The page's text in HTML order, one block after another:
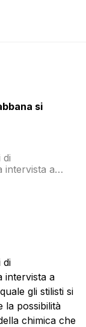
si
di
intervista a
possibilità
chimica che
di
intervista a
gli stilisti si
la possibilità
chimica che